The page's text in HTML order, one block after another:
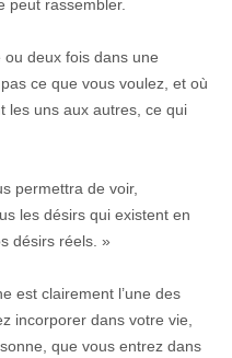
peut rassembler.
deux fois dans une
ce que vous voulez, et où
les uns aux autres, ce qui
permettra de voir,
les désirs qui existent en
désirs réels. »
est clairement l’une des
incorporer dans votre vie,
que vous entrez dans